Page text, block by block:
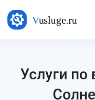
Услуги по